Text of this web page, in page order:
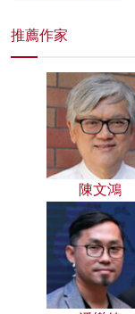
推薦作家
陳文鴻